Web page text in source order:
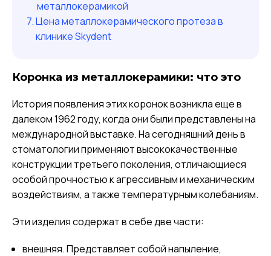
металлокерамикой
Цена металлокерамического протеза в
клинике Skydent
Коронка из металлокерамики: что это
История появления этих коронок возникла еще в
далеком 1962 году, когда они были представлены на
международной выставке. На сегодняшний день в
стоматологии применяют высококачественные
конструкции третьего поколения, отличающиеся
особой прочностью к агрессивным и механическим
воздействиям, а также температурным колебаниям.
Эти изделия содержат в себе две части:
внешняя. Представляет собой напыление,